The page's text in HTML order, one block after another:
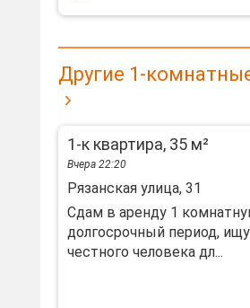
Другие 1-
1-к квартира, 35 м²
Вчера 22:20
Рязанская улица, 31
Сдам в аренду 1
долгосрочный период,
честного человека дл...